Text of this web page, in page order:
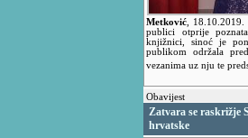
Metković
18.10.2019.
publici otprije
knjižnici, sinoć je
publikom održala
vezanima uz nju te
Obavijest
Zatvara se raskrižje
hrvatske